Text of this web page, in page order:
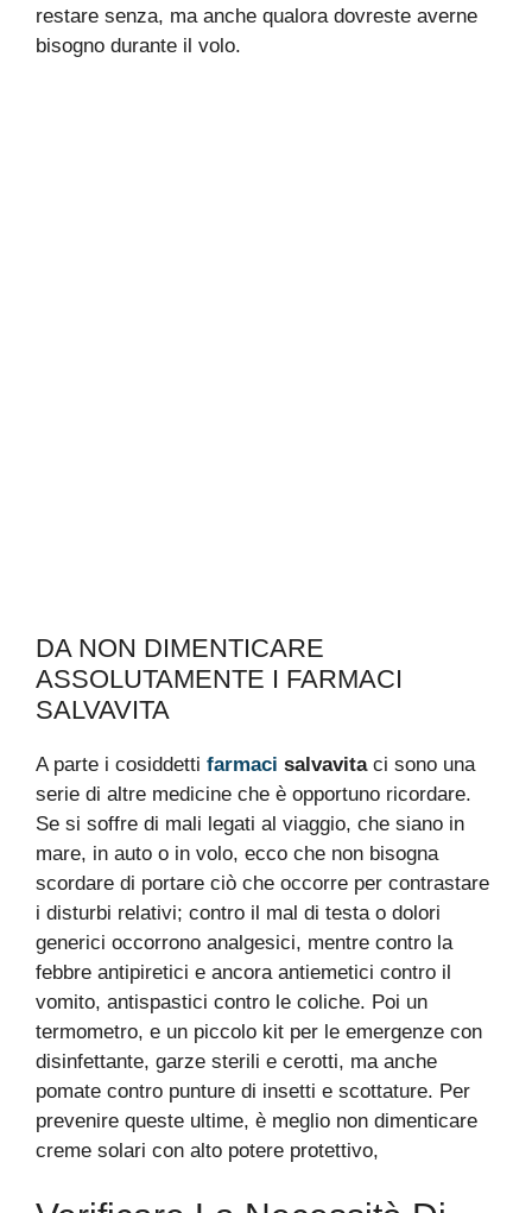
restare senza, ma anche qualora dovreste averne
bisogno durante il volo.
DA NON DIMENTICARE
ASSOLUTAMENTE I FARMACI
SALVAVITA
A parte i cosiddetti farmaci salvavitaci sono una
serie di altre medicine che è opportuno ricordare.
Se si soffre di mali legati al viaggio, che siano in
mare, in auto o in volo, ecco che non bisogna
scordare di portare ciò che occorre per contrastare
i disturbi relativi; contro il mal di testa o dolori
generici occorrono analgesici, mentre contro la
febbre antipiretici e ancora antiemetici contro il
vomito, antispastici contro le coliche. Poi un
termometro, e un piccolo kit per le emergenze con
disinfettante, garze sterili e cerotti, ma anche
pomate contro punture di insetti e scottature. Per
prevenire queste ultime, è meglio non dimenticare
creme solari con alto potere protettivo,